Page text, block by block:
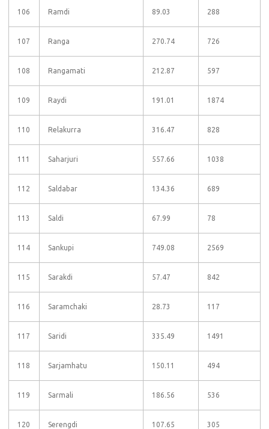
106 Ramdi 89.03 288
107 Ranga 270.74 726
108 Rangamati 212.87 597
109 Raydi 191.01 1874
110 Relakurra 316.47 828
111 Saharjuri 557.66 1038
112 Saldabar 134.36 689
113 Saldi 67.99 78
114 Sankupi 749.08 2569
115 Sarakdi 57.47 842
116 Saramchaki 28.73 117
117 Saridi 335.49 1491
118 Sarjamhatu 150.11 494
119 Sarmali 186.56 536
120 Serengdi 107.65 305